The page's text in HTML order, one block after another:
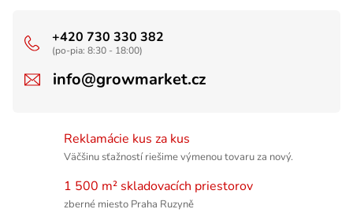
+420 730 330 382
(po-pia: 8:30 - 18:00)
info@growmarket.cz
Reklamácie kus za kus
Väčšinu sťažností riešime výmenou tovaru za nový.
1 500 m² skladovacích priestorov
zberné miesto Praha Ruzyně